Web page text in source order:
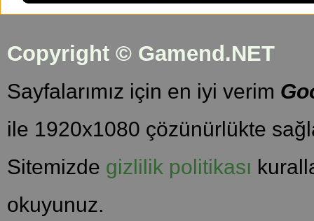
Copyright © Gamend.NET
Sayfalarımız için en iyi verim
ile 1920x1080 çözünürlükte
Sitemizde gizlilik politikası
okuyunuz.